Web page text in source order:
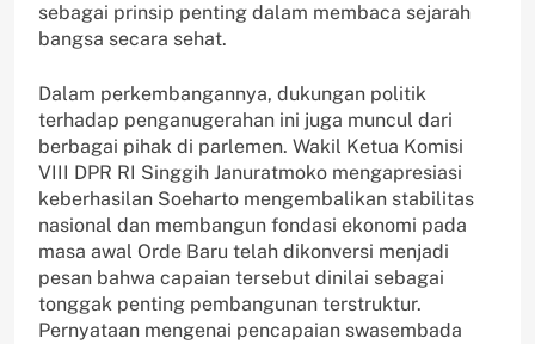
sebagai prinsip penting dalam membaca sejarah
bangsa secara sehat.
Dalam perkembangannya, dukungan politik
terhadap penganugerahan ini juga muncul dari
berbagai pihak di parlemen. Wakil Ketua Komisi
VIII DPR RI Singgih Januratmoko mengapresiasi
keberhasilan Soeharto mengembalikan stabilitas
nasional dan membangun fondasi ekonomi pada
masa awal Orde Baru telah dikonversi menjadi
pesan bahwa capaian tersebut dinilai sebagai
tonggak penting pembangunan terstruktur.
Pernyataan mengenai pencapaian swasembada